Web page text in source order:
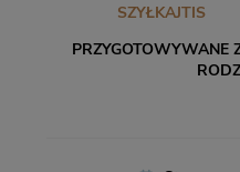
SZYŁKAJTIS
PRZYGOTOWYWANE